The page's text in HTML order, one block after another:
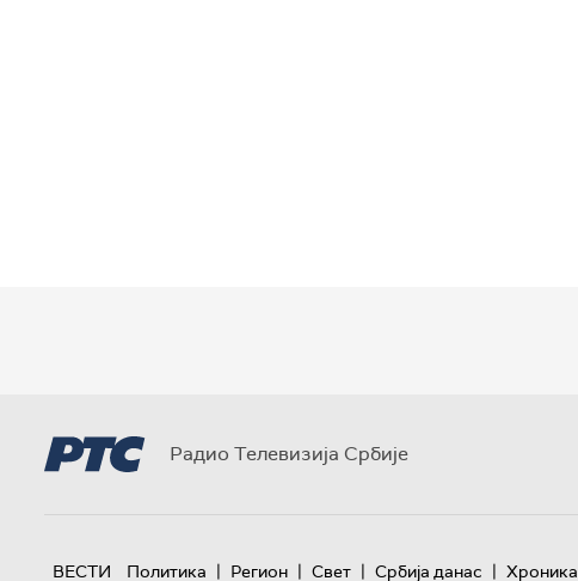
Радио Телевизија Србије
ВЕСТИ Политика | Регион | Свет | Србија данас | Хроника